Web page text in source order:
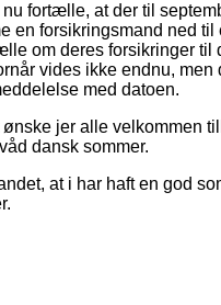
fortælle, at der til
en forsikringsmand ned til
om deres forsikringer
vides ikke endnu, men
med datoen.
jer alle velkommen
dansk sommer.
at i har haft en god